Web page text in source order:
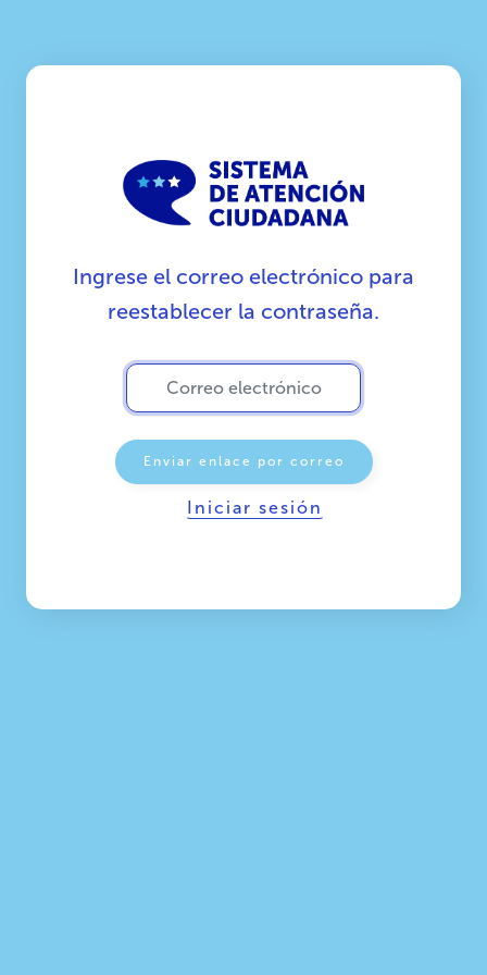
Ingrese el correo electrónico para
reestablecer la contraseña.
Enviar enlace por correo
Iniciar sesión